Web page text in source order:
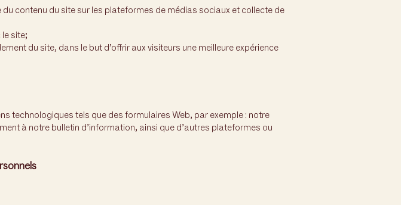
contenu du site sur les plateformes de médias sociaux et collecte de
site;
du site, dans le but d’offrir aux visiteurs une meilleure expérience
technologiques tels que des formulaires Web, par exemple : notre
à notre bulletin d’information, ainsi que d’autres plateformes ou